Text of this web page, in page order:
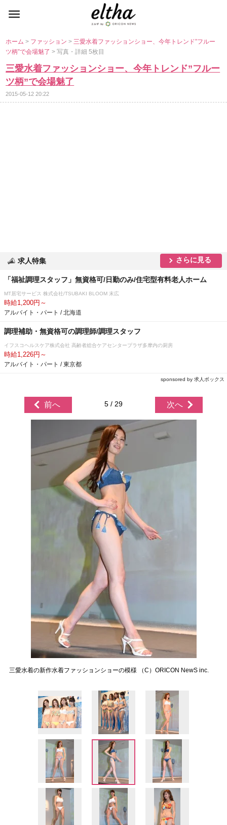
ホーム> ファッション>三愛水着ファッションショー、今年トレンド”フルー
ツ柄”で会場魅了> 写真・詳細 5枚目
三愛水着ファッションショー、今年トレンド”フルー
ツ柄”で会場魅了
2015-05-12 20:22
求人特集 さらに見る
「福祉調理スタッフ」無資格可/日勤のみ/住宅型有料老人ホーム
MT居宅サービス 株式会社/TSUBAKI BLOOM 末広
時給1,200円～
アルバイト・パート / 北海道
調理補助・無資格可の調理師/調理スタッフ
イフスコヘルスケア株式会社 高齢者総合ケアセンタープラザ多摩内の厨房
時給1,226円～
アルバイト・パート / 東京都
sponsored by 求人ボックス
前へ 5 / 29 次へ
三愛水着の新作水着ファッションショーの模様 （C）ORICON NewS inc.